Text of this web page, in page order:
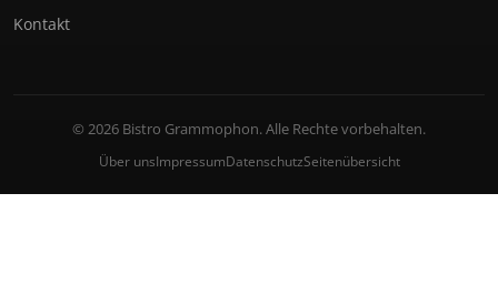
Kontakt
© 2026 Bistro Grammophon. Alle Rechte vorbehalten.
Über unsImpressumDatenschutzSeitenübersicht